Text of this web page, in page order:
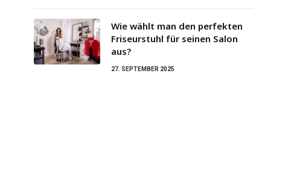
Wie wählt man den perfekten
Friseurstuhl für seinen Salon
aus?
27. SEPTEMBER 2025